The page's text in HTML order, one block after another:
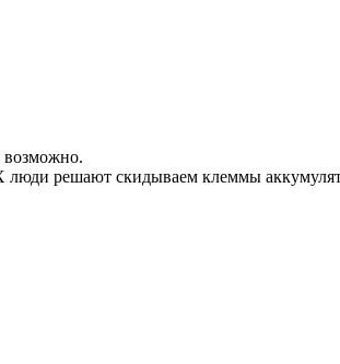
возможно.
люди решают скидываем клеммы